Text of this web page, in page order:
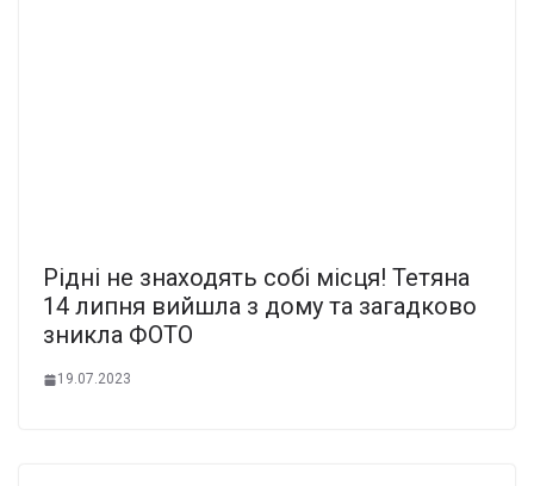
Рідні не знаходять собі місця! Тетяна
14 липня вийшла з дому та загадково
зникла ФОТО
19.07.2023